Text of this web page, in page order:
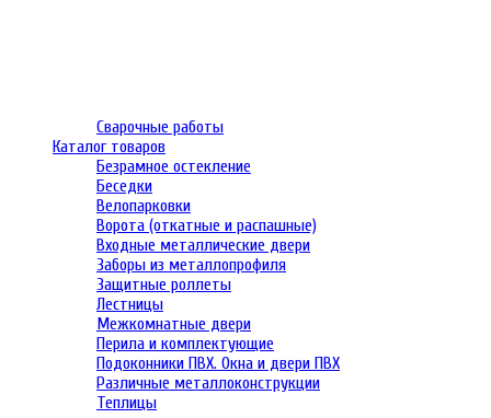
Сварочные работы
Каталог товаров
Безрамное остекление
Беседки
Велопарковки
Ворота (откатные и распашные)
Входные металлические двери
Заборы из металлопрофиля
Защитные роллеты
Лестницы
Межкомнатные двери
Перила и комплектующие
Подоконники ПВХ. Окна и двери ПВХ
Различные металлоконструкции
Теплицы